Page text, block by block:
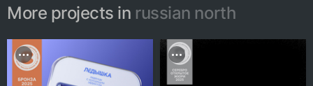
More projects in russian north